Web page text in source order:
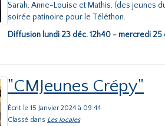
Sarah, Anne-Louise et Mathis, (des jeunes
soirée patinoire pour le Téléthon.
Diffusion lundi 23 déc. 12h40 - mercredi
"CMJeunes Crépy"
Écrit le 15 Janvier 2024 à 09:44
Classé dans Les locales